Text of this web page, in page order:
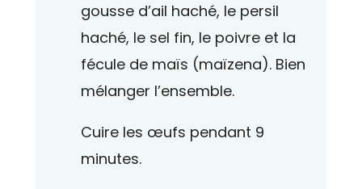
gousse d’ail haché, le persil
haché, le sel fin, le poivre et la
fécule de maïs (maïzena). Bien
mélanger l’ensemble.
Cuire les œufs pendant 9
minutes.